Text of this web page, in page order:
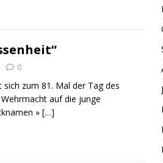
0
zum 81. Mal der Tag des
auf die junge
» […]